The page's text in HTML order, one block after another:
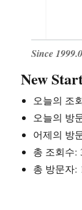
Since
New
오늘의 조
오늘의 방
어제의 방
총 조회수:
총 방문자: